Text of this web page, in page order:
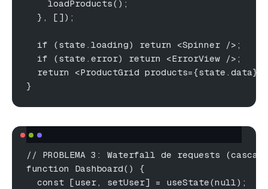
    loadProducts();
  }, []);
  if (state.loading) return <Spinner />;
  if (state.error) return <ErrorView />;
return <ProductGrid products={state.data}
}
// PROBLEMA 3: Waterfall de requests
function Dashboard() {
  const [user, setUser] = useState(null);